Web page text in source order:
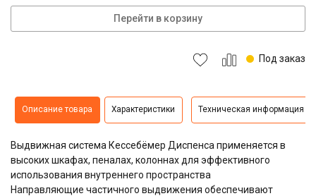
Перейти в корзину
Под заказ
Описание товара Характеристики Техническая информация
Выдвижная система Кессебёмер Диспенса применяется в
высоких шкафах, пеналах, колоннах для эффективного
использования внутреннего пространства
Направляющие частичного выдвижения обеспечивают